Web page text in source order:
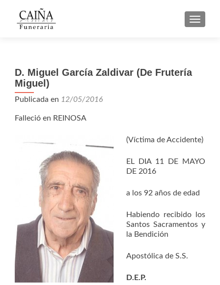
D. Miguel García Zaldivar (De Frutería
Miguel)
Publicada en 12/05/2016
Falleció en REINOSA
(Víctima de Accidente)
EL DIA 11 DE MAYO
DE 2016
a los 92 años de edad
Habiendo recibido los
Santos Sacramentos y
la Bendición
Apostólica de S.S.
D.E.P.